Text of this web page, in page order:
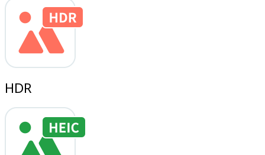
HDR